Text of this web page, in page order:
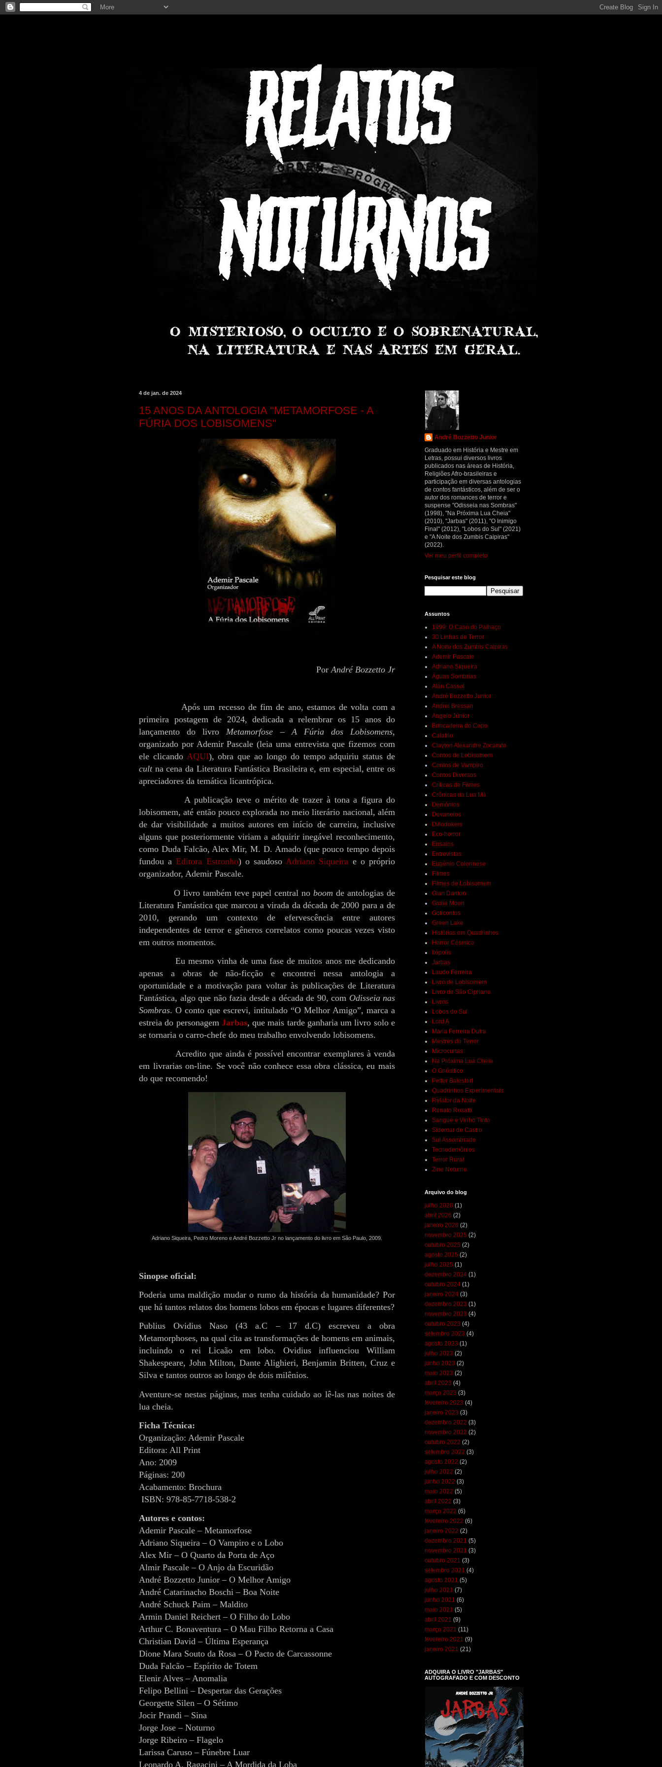
4 de jan. de 2024
15 ANOS DA ANTOLOGIA "METAMORFOSE - A
FÚRIA DOS LOBISOMENS"
Por André Bozzetto Jr
Após um recesso de fim de ano, estamos de volta com a
primeira postagem de 2024, dedicada a relembrar os 15 anos do
lançamento do livroMetamorfose – A Fúria dos Lobisomens,
organizado por Ademir Pascale (leia uma entrevista que fizemos com
ele clicando AQUI), obra que ao longo do tempo adquiriu status de
cultna cena da Literatura Fantástica Brasileira e, em especial, entre os
apreciadores da temática licantrópica.
A publicação teve o mérito de trazer à tona a figura do
lobisomem, até então pouco explorada no meio literário nacional, além
de dar visibilidade a muitos autores em início de carreira, inclusive
alguns que posteriormente viriam a adquirir inegável reconhecimento,
como Duda Falcão, Alex Mir, M. D. Amado (que pouco tempo depois
fundou aEditora Estronho) o saudosoAdriano Siqueira e o próprio
organizador, Ademir Pascale.
O livro também teve papel central noboom de antologias de
Literatura Fantástica que marcou a virada da década de 2000 para a de
2010, gerando um contexto de efervescência entre autores
independentes de terror e gêneros correlatos como poucas vezes visto
em outros momentos.
Eu mesmo vinha de uma fase de muitos anos me dedicando
apenas a obras de não-ficção e encontrei nessa antologia a
oportunidade e a motivação para voltar às publicações de Literatura
Fantástica, algo que não fazia desde a década de 90, com Odisseia nas
Sombras. O conto que escrevi, intitulado “O Melhor Amigo”, marca a
estreia do personagem Jarbas, que mais tarde ganharia um livro solo e
se tornaria o carro-chefe do meu trabalho envolvendo lobisomens.
Acredito que ainda é possível encontrar exemplares à venda
em livrarias on-line. Se você não conhece essa obra clássica, eu mais
do que recomendo!
Adriano Siqueira, Pedro Moreno e André Bozzetto Jr no lançamento do livro em São Paulo, 2009.
Sinopse oficial:
Poderia uma maldição mudar o rumo da história da humanidade? Por
que há tantos relatos dos homens lobos em épocas e lugares diferentes?
Publius Ovidius Naso (43 a.C – 17 d.C) escreveu a obra
Metamorphoses, na qual cita as transformações de homens em animais,
incluindo o rei Licaão em lobo. Ovidius influenciou William
Shakespeare, John Milton, Dante Alighieri, Benjamin Britten, Cruz e
Silva e tantos outros ao longo de dois milênios.
Aventure-se nestas páginas, mas tenha cuidado ao lê-las nas noites de
lua cheia.
Ficha Técnica:
Organização: Ademir Pascale
Editora: All Print
Ano: 2009
Páginas: 200
Acabamento: Brochura
ISBN: 978-85-7718-538-2
Autores e contos:
Ademir Pascale – Metamorfose
Adriano Siqueira – O Vampiro e o Lobo
Alex Mir – O Quarto da Porta de Aço
Almir Pascale – O Anjo da Escuridão
André Bozzetto Junior – O Melhor Amigo
André Catarinacho Boschi – Boa Noite
André Schuck Paim – Maldito
Armin Daniel Reichert – O Filho do Lobo
Arthur C. Bonaventura – O Mau Filho Retorna a Casa
Christian David – Última Esperança
Dione Mara Souto da Rosa – O Pacto de Carcassonne
Duda Falcão – Espírito de Totem
Elenir Alves – Anomalia
Felipo Bellini – Despertar das Gerações
Georgette Silen – O Sétimo
Jocir Prandi – Sina
Jorge Jose – Noturno
Jorge Ribeiro – Flagelo
Larissa Caruso – Fúnebre Luar
Leonardo A. Ragacini – A Mordida da Loba
André Bozzetto Junior
Graduado em História e Mestre em
Letras, possui diversos livros
publicados nas áreas de História,
Religiões Afro-brasileiras e
participação em diversas antologias
de contos fantásticos, além de ser o
autor dos romances de terror e
suspense "Odisseia nas Sombras"
(1998), "Na Próxima Lua Cheia"
(2010), "Jarbas" (2011), "O Inimigo
Final" (2012), "Lobos do Sul" (2021)
e "A Noite dos Zumbis Caipiras"
(2022).
Ver meu perfil completo
Pesquisar este blog
Assuntos
1999: O Caso do Palhaço
30 Linhas de Terror
A Noite dos Zumbis Caipiras
Ademir Pascale
Adriano Siqueira
Águas Sombrias
Alan Cassol
André Bozzetto Junior
Andrei Bressan
Angelo Júnior
Brincadeira do Copo
Calafrio
Clayton Alexandre Zocarato
Contos de Lobisomem
Contos de Vampiro
Contos Diversos
Críticas de Filmes
Crônicas da Lua Má
Demônios
Devaneios
Dillodokers
Eco-horror
Ensaios
Entrevistas
Eugênio Colonnese
Filmes
Filmes de Lobisomem
Gian Danton
Giulia Moon
Goticontos
Green Lake
Histórias em Quadrinhos
Horror Cósmico
Ilópolis
Jarbas
Laudo Ferreira
Livro de Lobisomem
Livro de São Cipriano
Livros
Lobos do Sul
Lord A
Maria Ferreira Dutra
Mestres do Terror
Microcurtas
Na Próxima Lua Cheia
O Gnósttico
Petter Baiestorf
Quadrinhos Experimentais
Relator da Noite
Renato Rosatti
Sangue e Vinho Tinto
Sidemar de Castro
Sul Assombrado
Tecnodemônios
Terror Rural
Zine Noturno
Arquivo do blog
julho 2026 (1)
abril 2026 (2)
janeiro 2026 (2)
novembro 2025 (2)
outubro 2025 (2)
agosto 2025 (2)
julho 2025 (1)
dezembro 2024 (1)
outubro 2024 (1)
janeiro 2024 (3)
dezembro 2023 (1)
novembro 2023 (4)
outubro 2023 (4)
setembro 2023 (4)
agosto 2023 (1)
julho 2023 (2)
junho 2023 (2)
maio 2023 (2)
abril 2023 (4)
março 2023 (3)
fevereiro 2023 (4)
janeiro 2023 (3)
dezembro 2022 (3)
novembro 2022 (2)
outubro 2022 (2)
setembro 2022 (3)
agosto 2022 (2)
julho 2022 (2)
junho 2022 (3)
maio 2022 (5)
abril 2022 (3)
março 2022 (6)
fevereiro 2022 (6)
janeiro 2022 (2)
dezembro 2021 (5)
novembro 2021 (3)
outubro 2021 (3)
setembro 2021 (4)
agosto 2021 (5)
julho 2021 (7)
junho 2021 (6)
maio 2021 (5)
abril 2021 (9)
março 2021 (11)
fevereiro 2021 (9)
janeiro 2021 (21)
ADQUIRA O LIVRO "JARBAS"
AUTOGRAFADO E COM DESCONTO